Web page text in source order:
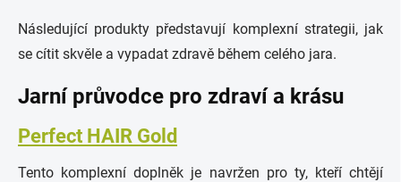
Následující produkty představují komplexní strategii, jak
se cítit skvěle a vypadat zdravě během celého jara.
Jarní průvodce pro zdraví a krásu
Perfect HAIR Gold
Tento komplexní doplněk je navržen pro ty, kteří chtějí